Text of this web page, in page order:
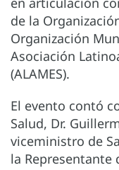
de la
Organización
Asociación
(ALAMES).
El evento contó
Salud, Dr.
viceministro de
la Representante